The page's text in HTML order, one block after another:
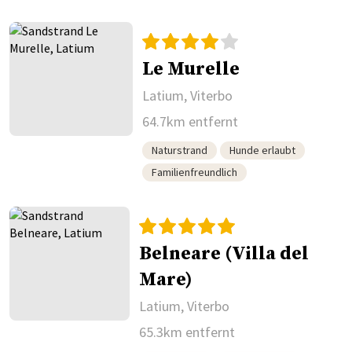
Le Murelle
Latium, Viterbo
64.7km entfernt
Naturstrand
Hunde erlaubt
Familienfreundlich
Belneare (Villa del
Mare)
Latium, Viterbo
65.3km entfernt